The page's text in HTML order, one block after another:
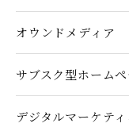
オウンドメディア
サブスク型ホーム
デジタルマーケテ